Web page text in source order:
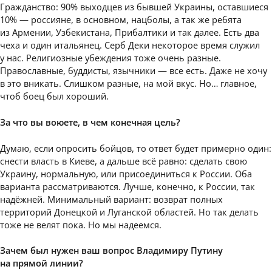
Гражданство: 90% выходцев из бывшей Украины, оставшиеся
10% — россияне, в основном, нацболы, а так же ребята
из Армении, Узбекистана, Прибалтики и так далее. Есть два
чеха и один итальянец. Серб Деки некоторое время служил
у нас. Религиозные убеждения тоже очень разные.
Православные, буддисты, язычники — все есть. Даже не хочу
в это вникать. Слишком разные, на мой вкус. Но… главное,
чтоб боец был хороший.
За что вы воюете, в чем конечная цель?
Думаю, если опросить бойцов, то ответ будет примерно один:
снести власть в Киеве, а дальше всё равно: сделать свою
Украину, нормальную, или присоединиться к России. Оба
варианта рассматриваются. Лучше, конечно, к России, так
надёжней. Минимальный вариант: возврат полных
территорий Донецкой и Луганской областей. Но так делать
тоже не велят пока. Но мы надеемся.
Зачем был нужен ваш вопрос Владимиру Путину
на прямой линии?